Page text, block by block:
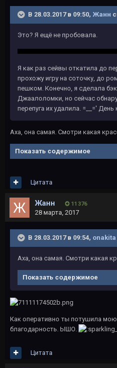
В 28.03.2017 в 09:50, Жанн
Это? Я ещё не пробовала.
Я как раз сейвы откатила до
прохожу игру на соточку, до
пешком. Конечно, я сделала
Джаалоломки, но сейчас
перепуга их удалила. =__='
Аха, она самая. Смотри какая
Показать содержимое
Цитата
Жанн 11 376
28 марта, 2017
В 28.03.2017 в 09:54, onakita
Аха, она самая. Смотри какая
Показать содержимое
Как оперативно ты потушила
благодарность. ЫШО.
Цитата